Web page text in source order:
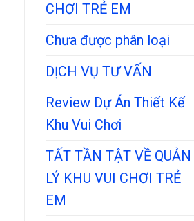
CHƠI TRẺ EM
Chưa được phân loại
DỊCH VỤ TƯ VẤN
Review Dự Án Thiết Kế
Khu Vui Chơi
TẤT TẦN TẬT VỀ QUẢN
LÝ KHU VUI CHƠI TRẺ
EM